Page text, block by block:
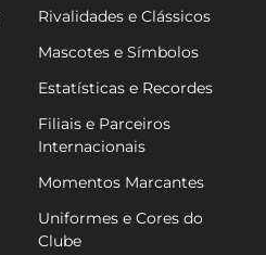
Rivalidades e Clássicos
Mascotes e Símbolos
Estatísticas e Recordes
Filiais e Parceiros
Internacionais
Momentos Marcantes
Uniformes e Cores do
Clube